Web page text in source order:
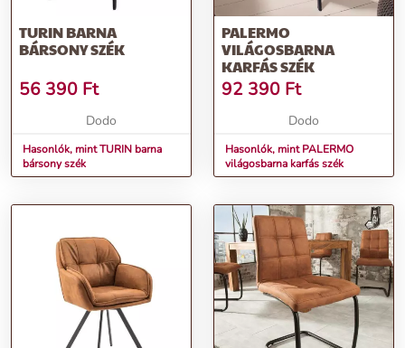
TURIN BARNA
BÁRSONY SZÉK
56 390 Ft
Dodo
Hasonlók, mint TURIN barna
bársony szék
PALERMO
VILÁGOSBARNA
KARFÁS SZÉK
92 390 Ft
Dodo
Hasonlók, mint PALERMO
világosbarna karfás szék